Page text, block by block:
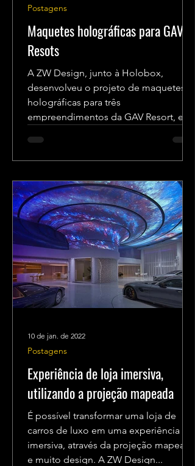
Maquetes holográficas para GAV
Resots
A ZW Design, junto à Holobox,
desenvolveu o projeto de maquetes
holográficas para três
empreendimentos da GAV Resort, em
Postagens
Experiência de loja imersiva,
utilizando a projeção mapeada
É possível transformar uma loja de
carros de luxo em uma experiência
imersiva, através da projeção mapeada
e muito design. A ZW Design...
Postagens
10 de jan. de 2022